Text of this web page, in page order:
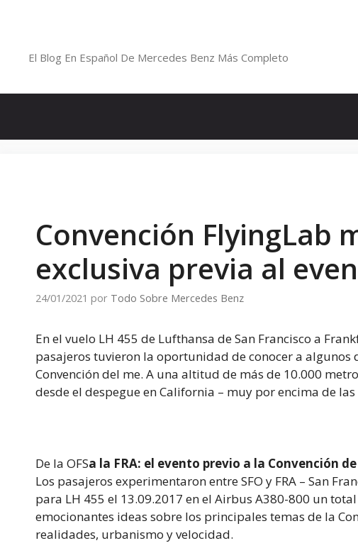
El Blog En Español De Mercedes Benz Más Completo
Convención FlyingLab
exclusiva previa al
24/01/2021 por Todo Sobre Mercedes Benz
En el vuelo LH 455 de Lufthansa de San Francisco a
pasajeros tuvieron la oportunidad de conocer a algunos
Convención del me. A una altitud de más de 10.000
desde el despegue en California – muy por encima de las
De la OFSa la FRA: el evento previo a la Convención
Los pasajeros experimentaron entre SFO y FRA – San
para LH 455 el 13.09.2017 en el Airbus A380-800 un
emocionantes ideas sobre los principales temas de la
realidades, urbanismo y velocidad.